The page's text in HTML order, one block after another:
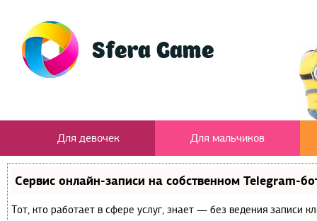
Для девочек Для мальчиков
Сервис онлайн-записи на собственном Telegram-
Тот, кто работает в сфере услуг, знает — без ведения записи